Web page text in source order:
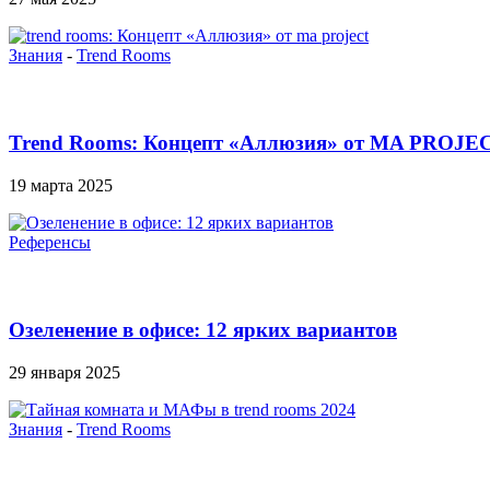
Знания - Trend Rooms
Trend Rooms: Концепт «Аллюзия» от MA
19 марта 2025
Референсы
Озеленение в офисе: 12 ярких вариантов
29 января 2025
Знания - Trend Rooms